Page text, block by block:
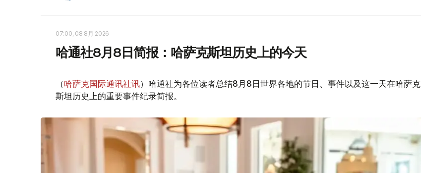
07:00, 08 8月 2026
哈通社8月8日简报：哈萨克斯坦历史上的今天
（哈萨克国际通讯社讯）哈通社为各位读者总结8月8日世界各地的节日、事件以及这一天在哈萨克
斯坦历史上的重要事件纪录简报。